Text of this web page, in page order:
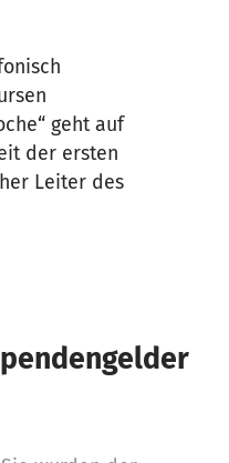
geht auf
der ersten
Leiter des